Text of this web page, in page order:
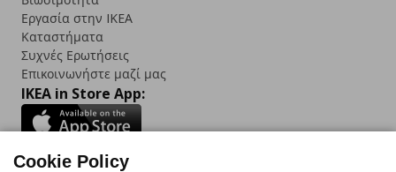
Εργασία στην IKEA
Καταστήματα
Συχνές Ερωτήσεις
Επικοινωνήστε μαζί μας
IKEA in Store App:
Cookie Policy